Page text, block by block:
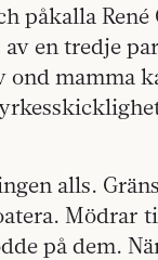
påkalla
en tredje
mamma
alls.
Mödrar
på dem.